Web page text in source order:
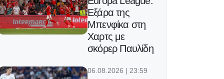
Εξάρα της
Μπενφίκα στη
Χαρτς με
σκόρερ Παυλίδη
06.08.2026 | 23:59